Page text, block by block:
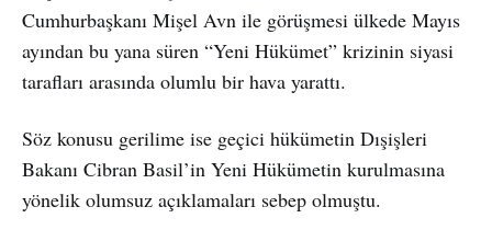
Cumhurbaşkanı Mişel Avn ile görüşmesi ülkede Mayıs
ayından bu yana süren “Yeni Hükümet” krizinin siyasi
tarafları arasında olumlu bir hava yarattı.
Söz konusu gerilime ise geçici hükümetin Dışişleri
Bakanı Cibran Basil’in Yeni Hükümetin kurulmasına
yönelik olumsuz açıklamaları sebep olmuştu.